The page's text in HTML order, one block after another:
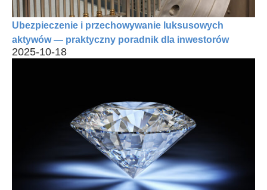
Ubezpieczenie i przechowywanie luksusowych
aktywów — praktyczny poradnik dla inwestorów
2025-10-18